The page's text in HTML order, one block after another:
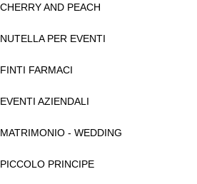
CHERRY AND PEACH
NUTELLA PER EVENTI
FINTI FARMACI
EVENTI AZIENDALI
MATRIMONIO - WEDDING
PICCOLO PRINCIPE